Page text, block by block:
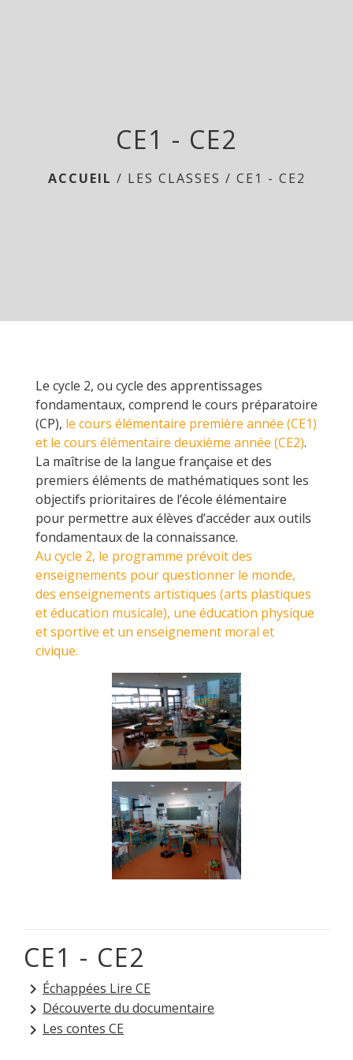
CE1 - CE2
ACCUEIL / LES CLASSES / CE1 - CE2
Le cycle 2, ou cycle des apprentissages
fondamentaux, comprend le cours préparatoire
(CP), le cours élémentaire première année (CE1)
et le cours élémentaire deuxième année (CE2).
La maîtrise de la langue française et des
premiers éléments de mathématiques sont les
objectifs prioritaires de l’école élémentaire
pour permettre aux élèves d’accéder aux outils
fondamentaux de la connaissance.
Au cycle 2, le programme prévoit des
enseignements pour questionner le monde,
des enseignements artistiques (arts plastiques
et éducation musicale), une éducation physique
et sportive et un enseignement moral et
civique.
CE1 - CE2
keyboard_arrow_right Échappées Lire CE
keyboard_arrow_right Découverte du documentaire
keyboard_arrow_right Les contes CE